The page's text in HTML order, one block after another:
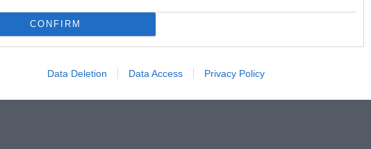
CONFIRM
Data Deletion Data Access Privacy Policy
ΜΗΝ ΧΑΣΕΙΣ!
Δημιουργία: Ομαδική έκθεση στην Πινακοθήκη Κυκλάδων